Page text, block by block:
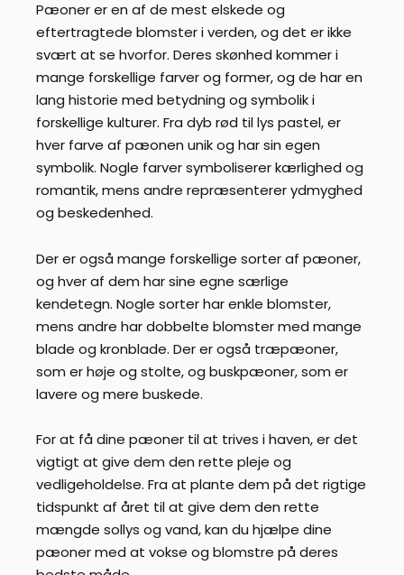
Pæoner er en af de mest elskede og
eftertragtede blomster i verden, og det er ikke
svært at se hvorfor. Deres skønhed kommer i
mange forskellige farver og former, og de har en
lang historie med betydning og symbolik i
forskellige kulturer. Fra dyb rød til lys pastel, er
hver farve af pæonen unik og har sin egen
symbolik. Nogle farver symboliserer kærlighed og
romantik, mens andre repræsenterer ydmyghed
og beskedenhed.
Der er også mange forskellige sorter af pæoner,
og hver af dem har sine egne særlige
kendetegn. Nogle sorter har enkle blomster,
mens andre har dobbelte blomster med mange
blade og kronblade. Der er også træpæoner,
som er høje og stolte, og buskpæoner, som er
lavere og mere buskede.
For at få dine pæoner til at trives i haven, er det
vigtigt at give dem den rette pleje og
vedligeholdelse. Fra at plante dem på det rigtige
tidspunkt af året til at give dem den rette
mængde sollys og vand, kan du hjælpe dine
pæoner med at vokse og blomstre på deres